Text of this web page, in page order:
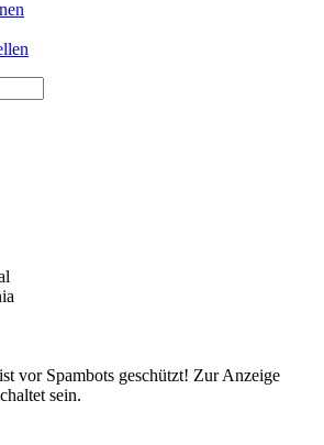
vor Spambots geschützt! Zur Anzeige
sein.